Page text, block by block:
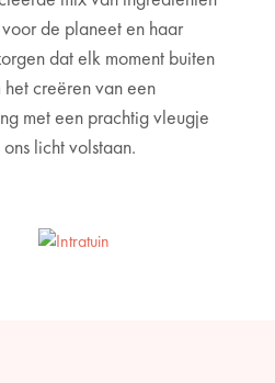
de planeet en haar
dat elk moment buiten
creëren van een
met een prachtig vleugje
licht volstaan.